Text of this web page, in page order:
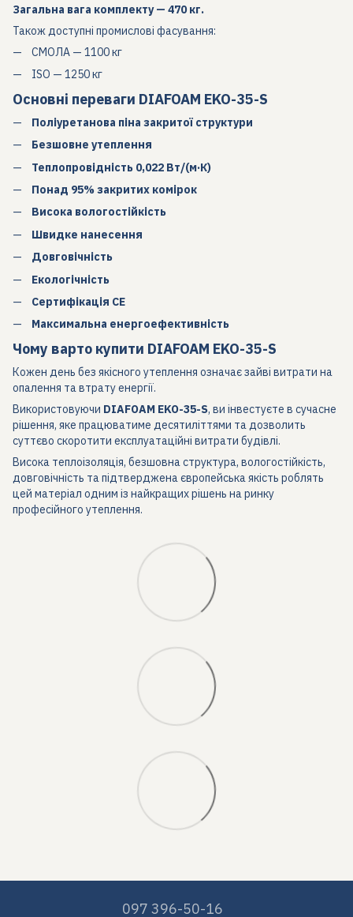
Загальна вага комплекту — 470 кг.
Також доступні промислові фасування:
СМОЛА — 1100 кг
ISO — 1250 кг
Основні переваги DIAFOAM EKO-35-S
Поліуретанова піна закритої структури
Безшовне утеплення
Теплопровідність 0,022 Вт/(м·К)
Понад 95% закритих комірок
Висока вологостійкість
Швидке нанесення
Довговічність
Екологічність
Сертифікація CE
Максимальна енергоефективність
Чому варто купити DIAFOAM EKO-35-S
Кожен день без якісного утеплення означає зайві витрати на
опалення та втрату енергії.
Використовуючи DIAFOAM EKO-35-S, ви інвестуєте в сучасне
рішення, яке працюватиме десятиліттями та дозволить
суттєво скоротити експлуатаційні витрати будівлі.
Висока теплоізоляція, безшовна структура, вологостійкість,
довговічність та підтверджена європейська якість роблять
цей матеріал одним із найкращих рішень на ринку
професійного утеплення.
097 396-50-16